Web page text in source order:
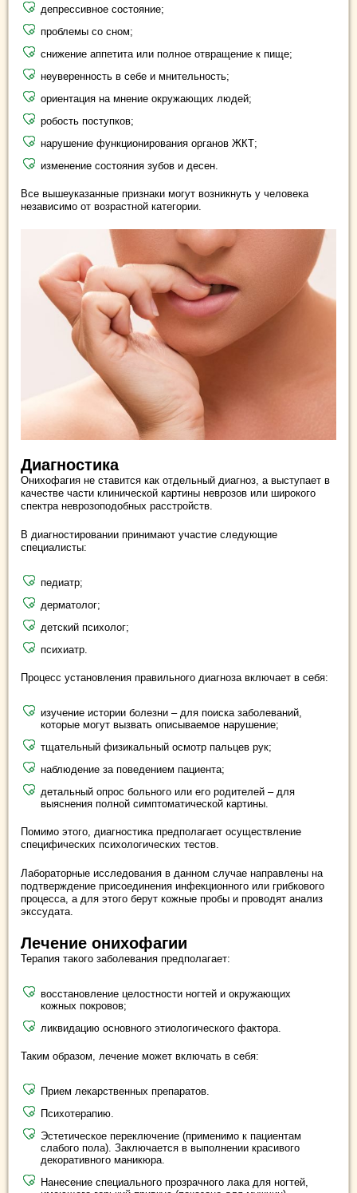
депрессивное состояние;
проблемы со сном;
снижение аппетита или полное отвращение к пище;
неуверенность в себе и мнительность;
ориентация на мнение окружающих людей;
робость поступков;
нарушение функционирования органов ЖКТ;
изменение состояния зубов и десен.
Все вышеуказанные признаки могут возникнуть у человека
независимо от возрастной категории.
Диагностика
Онихофагия не ставится как отдельный диагноз, а выступает в
качестве части клинической картины неврозов или широкого
спектра неврозоподобных расстройств.
В диагностировании принимают участие следующие
специалисты:
педиатр;
дерматолог;
детский психолог;
психиатр.
Процесс установления правильного диагноза включает в себя:
изучение истории болезни – для поиска заболеваний,
которые могут вызвать описываемое нарушение;
тщательный физикальный осмотр пальцев рук;
наблюдение за поведением пациента;
детальный опрос больного или его родителей – для
выяснения полной симптоматической картины.
Помимо этого, диагностика предполагает осуществление
специфических психологических тестов.
Лабораторные исследования в данном случае направлены на
подтверждение присоединения инфекционного или грибкового
процесса, а для этого берут кожные пробы и проводят анализ
экссудата.
Лечение онихофагии
Терапия такого заболевания предполагает:
восстановление целостности ногтей и окружающих
кожных покровов;
ликвидацию основного этиологического фактора.
Таким образом, лечение может включать в себя:
Прием лекарственных препаратов.
Психотерапию.
Эстетическое переключение (применимо к пациентам
слабого пола). Заключается в выполнении красивого
декоративного маникюра.
Нанесение специального прозрачного лака для ногтей,